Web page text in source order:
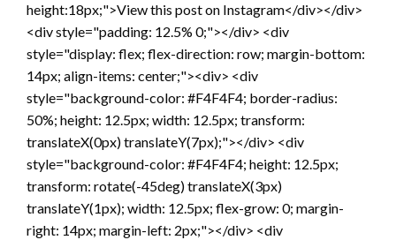
height:18px;">View this post on Instagram</div></div>
<div style="padding: 12.5% 0;"></div> <div
style="display: flex; flex-direction: row; margin-bottom:
14px; align-items: center;"><div> <div
style="background-color: #F4F4F4; border-radius:
50%; height: 12.5px; width: 12.5px; transform:
translateX(0px) translateY(7px);"></div> <div
style="background-color: #F4F4F4; height: 12.5px;
transform: rotate(-45deg) translateX(3px)
translateY(1px); width: 12.5px; flex-grow: 0; margin-
right: 14px; margin-left: 2px;"></div> <div